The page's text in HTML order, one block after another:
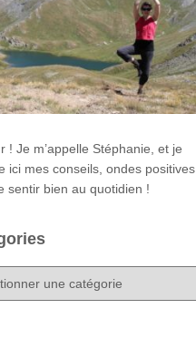
! Je m’appelle Stéphanie, et je
ici mes conseils, ondes positives
sentir bien au quotidien !